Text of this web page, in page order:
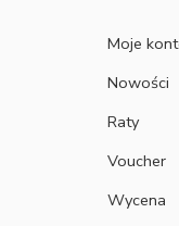
Moje
Nowości
Raty
Voucher
Wycena